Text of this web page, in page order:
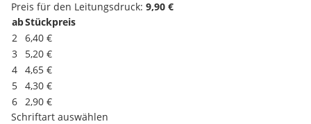
Preis für den Leitungsdruck: 9,90 €
abStückpreis
2 6,40 €
3
5,20 €
4 4,65 €
5 4,30 €
6 2,90 €
Schriftart auswählen